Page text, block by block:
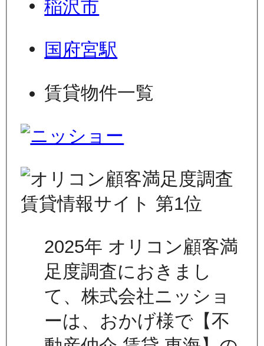
稲沢市
国府宮駅
賃貸物件一覧
2025年 オリコン顧客満
足度調査におきまし
て、株式会社ニッショ
ーは、おかげ様で【不